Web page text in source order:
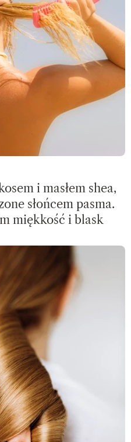
i masłem shea,
słońcem pasma.
miękkość i blask